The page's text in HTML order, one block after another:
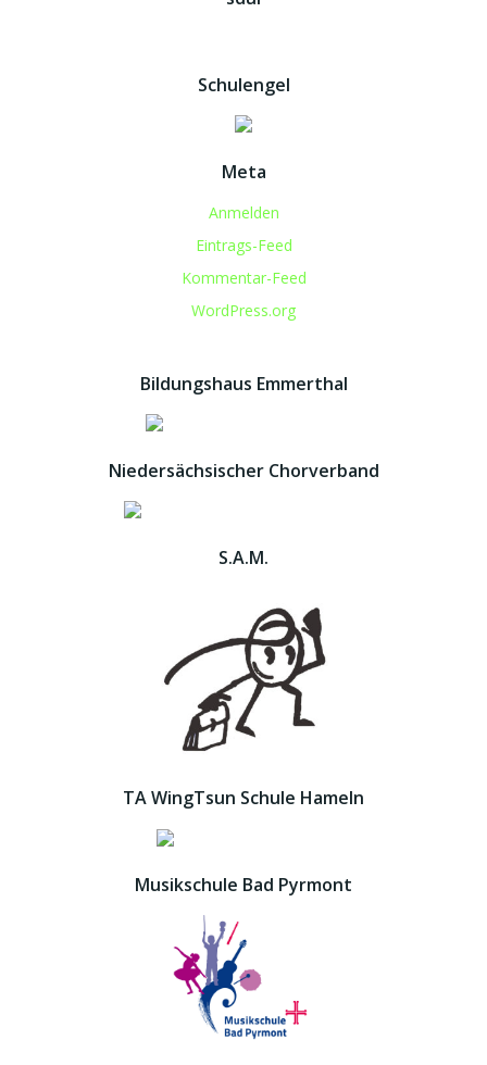
Schulengel
Meta
Anmelden
Eintrags-Feed
Kommentar-Feed
WordPress.org
Bildungshaus Emmerthal
Niedersächsischer Chorverband
S.A.M.
TA WingTsun Schule Hameln
Musikschule Bad Pyrmont